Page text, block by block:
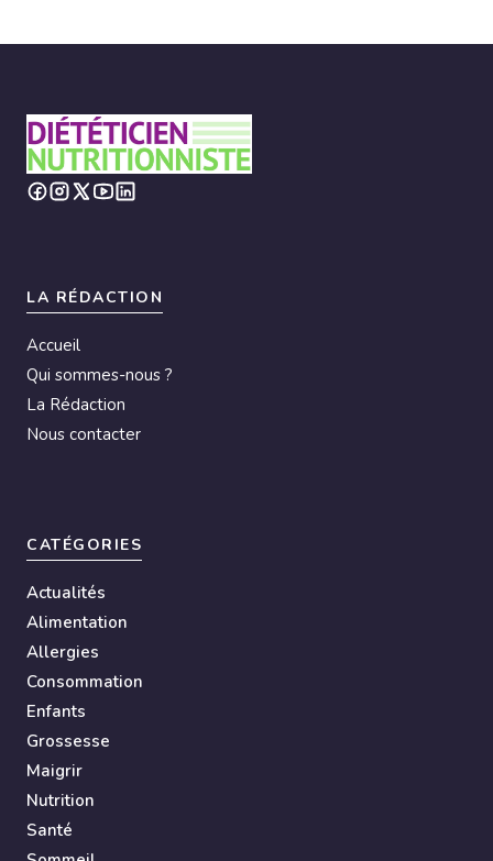
LA RÉDACTION
Accueil
Qui sommes-nous ?
La Rédaction
Nous contacter
CATÉGORIES
Actualités
Alimentation
Allergies
Consommation
Enfants
Grossesse
Maigrir
Nutrition
Santé